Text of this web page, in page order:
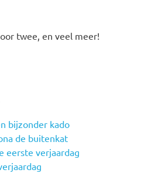
twee, en veel meer!
bijzonder kado
de buitenkat
eerste verjaardag